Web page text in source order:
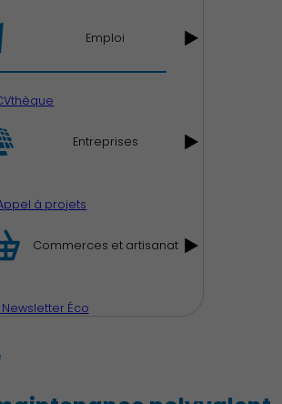
Emploi
Entreprises
à projets
Commerces et artisanat
Newsletter Éco